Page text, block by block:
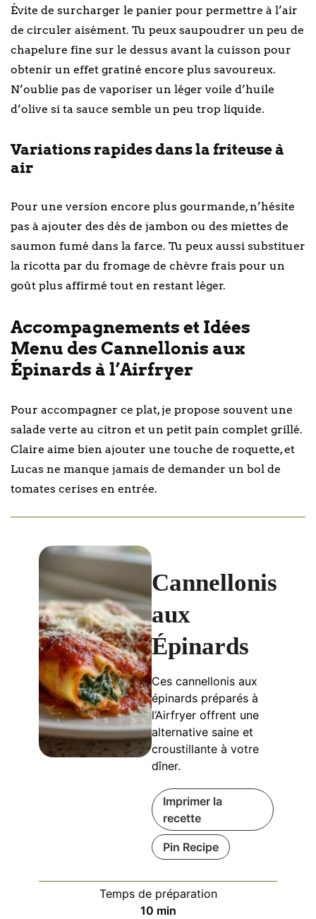
Évite de surcharger le panier pour permettre à l’air
de circuler aisément. Tu peux saupoudrer un peu de
chapelure fine sur le dessus avant la cuisson pour
obtenir un effet gratiné encore plus savoureux.
N’oublie pas de vaporiser un léger voile d’huile
d’olive si ta sauce semble un peu trop liquide.
Variations rapides dans la friteuse à
air
Pour une version encore plus gourmande, n’hésite
pas à ajouter des dés de jambon ou des miettes de
saumon fumé dans la farce. Tu peux aussi substituer
la ricotta par du fromage de chèvre frais pour un
goût plus affirmé tout en restant léger.
Accompagnements et Idées
Menu des Cannellonis aux
Épinards à l’Airfryer
Pour accompagner ce plat, je propose souvent une
salade verte au citron et un petit pain complet grillé.
Claire aime bien ajouter une touche de roquette, et
Lucas ne manque jamais de demander un bol de
tomates cerises en entrée.
Cannellonis
aux
Épinards
Ces cannellonis aux
épinards préparés à
l’Airfryer offrent une
alternative saine et
croustillante à votre
dîner.
Imprimer la
recette
Pin Recipe
Temps de préparation
10minutes
min